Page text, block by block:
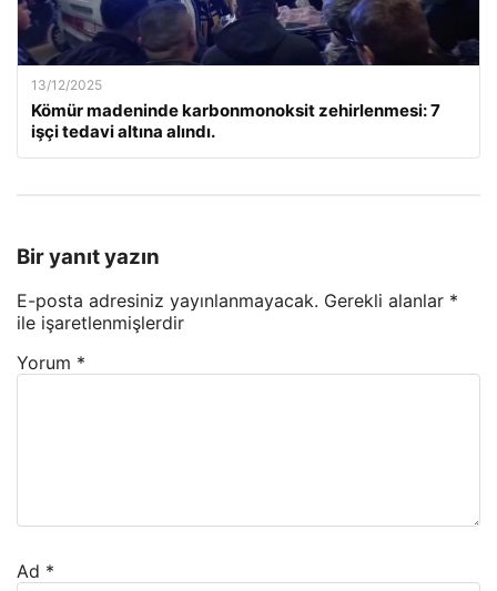
13/12/2025
Kömür madeninde karbonmonoksit zehirlenmesi: 7
işçi tedavi altına alındı.
Bir yanıt yazın
E-posta adresiniz yayınlanmayacak. Gerekli alanlar *
ile işaretlenmişlerdir
Yorum *
Ad *